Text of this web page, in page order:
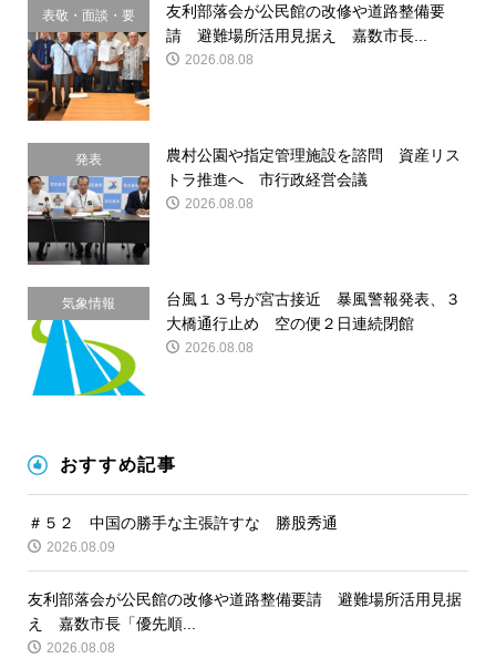
表敬・面談・要
請
友利部落会が公民館の改修や道路整備要
請 避難場所活用見据え 嘉数市長...
2026.08.08
発表
農村公園や指定管理施設を諮問 資産リス
トラ推進へ 市行政経営会議
2026.08.08
気象情報
台風１３号が宮古接近 暴風警報発表、３
大橋通行止め 空の便２日連続閉館
2026.08.08
おすすめ記事
＃５２ 中国の勝手な主張許すな 勝股秀通
2026.08.09
友利部落会が公民館の改修や道路整備要請 避難場所活用見据
え 嘉数市長「優先順...
2026.08.08